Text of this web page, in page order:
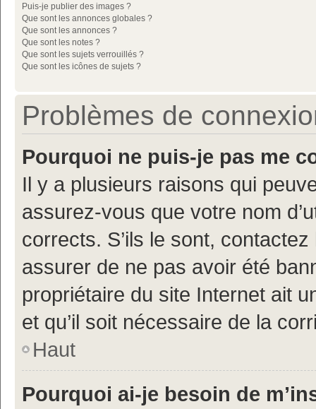
Puis-je publier des images ?
Que sont les annonces globales ?
Que sont les annonces ?
Que sont les notes ?
Que sont les sujets verrouillés ?
Que sont les icônes de sujets ?
Problèmes de
Pourquoi ne puis-je pas me
Il y a plusieurs raisons qui
assurez-vous que votre nom
corrects. S’ils le sont,
assurer de ne pas avoir été
propriétaire du site Internet ait
et qu’il soit nécessaire de la
Haut
Pourquoi ai-je besoin de